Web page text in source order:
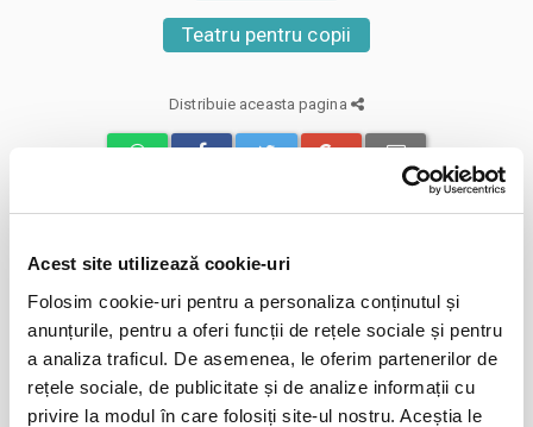
Acest site utilizează cookie-uri
Folosim cookie-uri pentru a personaliza conținutul și
anunțurile, pentru a oferi funcții de rețele sociale și pentru
a analiza traficul. De asemenea, le oferim partenerilor de
rețele sociale, de publicitate și de analize informații cu
privire la modul în care folosiți site-ul nostru. Aceștia le
Teatru pentru copii
Distribuie aceasta pagina
Evenimente similare
Isprăvile Motanului Încălțat @ Hanu’ lui
Manuc
Bucuresti
BILETE
08
aug